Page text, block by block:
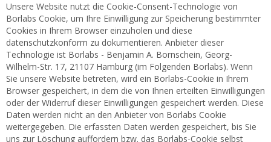
Unsere Website nutzt die Cookie-Consent-Technologie von
Borlabs Cookie, um Ihre Einwilligung zur Speicherung bestimmter
Cookies in Ihrem Browser einzuholen und diese
datenschutzkonform zu dokumentieren. Anbieter dieser
Technologie ist Borlabs - Benjamin A. Bornschein, Georg-
Wilhelm-Str. 17, 21107 Hamburg (im Folgenden Borlabs). Wenn
Sie unsere Website betreten, wird ein Borlabs-Cookie in Ihrem
Browser gespeichert, in dem die von Ihnen erteilten Einwilligungen
oder der Widerruf dieser Einwilligungen gespeichert werden. Diese
Daten werden nicht an den Anbieter von Borlabs Cookie
weitergegeben. Die erfassten Daten werden gespeichert, bis Sie
uns zur Löschung auffordern bzw. das Borlabs-Cookie selbst